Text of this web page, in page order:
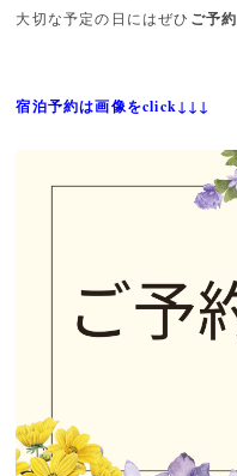
大切な予定の日にはぜひ ご予約
宿泊予約は画像をclick↓↓↓